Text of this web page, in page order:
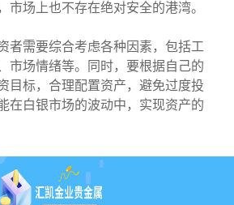
市场上也不存在绝对安全的港湾。
者需要综合考虑各种因素，包括工
市场情绪等。同时，要根据自己的
目标，合理配置资产，避免过度投
在白银市场的波动中，实现资产的